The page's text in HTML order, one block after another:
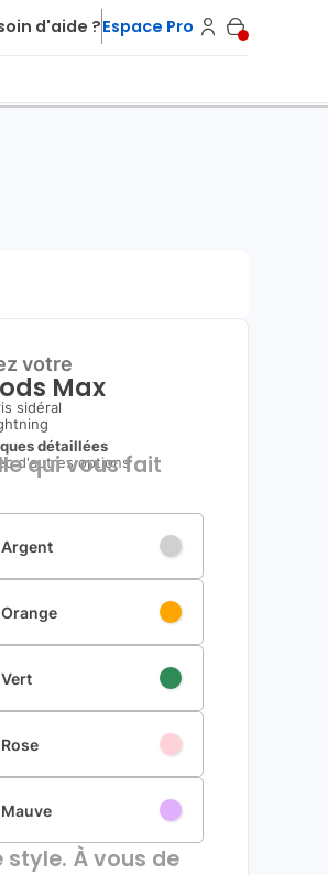
d'aide ?Espace Pro
votre
Max
sidéral
détaillées
d'autres options
qui vous fait
Argent
Orange
Vert
Rose
Mauve
À vous de